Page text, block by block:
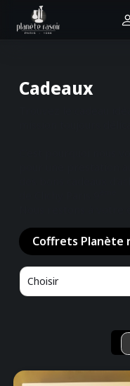
Cadeaux
Coffrets Planète
Choisir